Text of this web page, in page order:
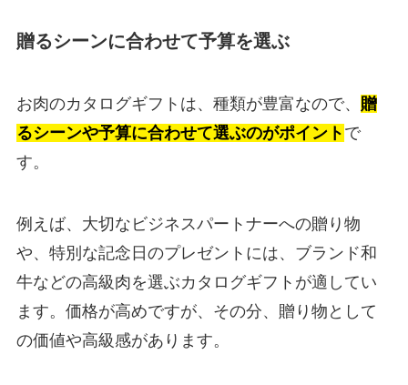
贈るシーンに合わせて予算を選ぶ
お肉のカタログギフトは、種類が豊富なので、 贈
るシーンや予算に合わせて選ぶのがポイント で
す。
例えば、大切なビジネスパートナーへの贈り物
や、特別な記念日のプレゼントには、ブランド和
牛などの高級肉を選ぶカタログギフトが適してい
ます。価格が高めですが、その分、贈り物として
の価値や高級感があります。